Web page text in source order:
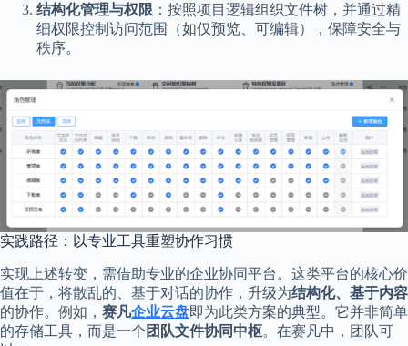
结构化管理与权限 ：按照项目逻辑组织文件树，并通过精
细权限控制访问范围（如仅预览、可编辑），保障安全与
秩序。
实践路径：以专业工具重塑协作习惯
实现上述转变，需借助专业的企业协同平台。这类平台的核心价
值在于，将散乱的、基于对话的协作，升级为结构化、基于内容
的协作。例如， 赛凡企业云盘即为此类方案的典型。它并非简单
的存储工具，而是一个 团队文件协同中枢。在赛凡中，团队可